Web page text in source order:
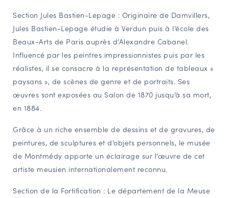
Service Inventaire et Patrimoines de la Région Grand Est
VOUS ÊTES…
Amateurs d’histoire et de patrimoine
Responsables de structures
Étudiants & chercheurs
Section Jules Bastien-Lepage : Originaire de Damvillers,
Jules Bastien-Lepage étudie à Verdun puis à l’école des
Beaux-Arts de Paris auprès d’Alexandre Cabanel.
Influencé par les peintres impressionnistes puis par les
réalistes, il se consacre à la représentation de tableaux «
paysans », de scènes de genre et de portraits. Ses
œuvres sont exposées au Salon de 1870 jusqu’à sa mort,
en 1884.
Grâce à un riche ensemble de dessins et de gravures, de
peintures, de sculptures et d’objets personnels, le musée
de Montmédy apporte un éclairage sur l’œuvre de cet
artiste meusien internationalement reconnu.
Section de la Fortification : Le département de la Meuse